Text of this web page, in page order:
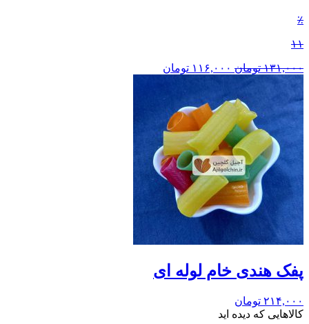
٪
۱۱
۱۳۱,۰۰۰ تومان ۱۱۶,۰۰۰ تومان
پفک هندی خام لوله ای
۲۱۴,۰۰۰ تومان
کالاهایی که دیده اید